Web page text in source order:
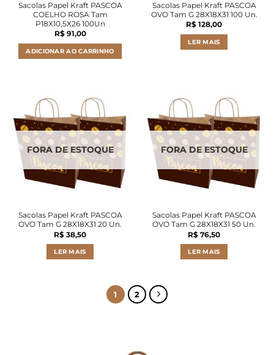
Sacolas Papel Kraft PASCOA
COELHO ROSA Tam
P18X10,5X26 100Un
R$91,00
ADICIONAR AO CARRINHO
Sacolas Papel Kraft PASCOA
OVO Tam G 28X18X31 100 Un.
R$ 128,00
LER MAIS
FORA DE ESTOQUE
Sacolas Papel Kraft PASCOA
OVO Tam G 28X18X31 20 Un.
R$ 38,50
LER MAIS
FORA DE ESTOQUE
Sacolas Papel Kraft PASCOA
OVO Tam G 28X18X31 50 Un.
R$ 76,50
LER MAIS
1 2